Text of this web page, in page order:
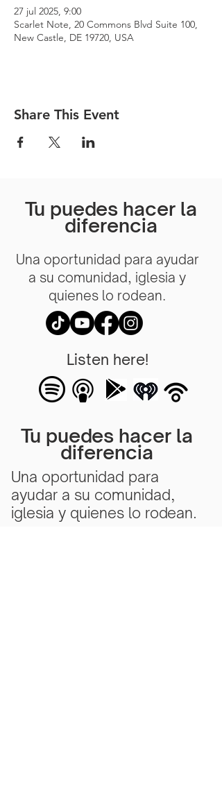
27 jul 2025, 9:00
Scarlet Note, 20 Commons Blvd Suite 100,
New Castle, DE 19720, USA
Share This Event
Tu puedes hacer la
diferencia
Una oportunidad para ayudar
a su comunidad, iglesia y
quienes lo rodean.
Listen here!
Tu puedes hacer la
diferencia
Una oportunidad para
ayudar a su comunidad,
iglesia y quienes lo rodean.